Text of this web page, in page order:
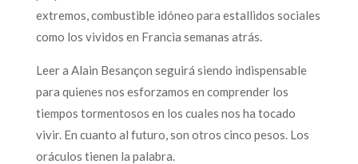
extremos, combustible idóneo para estallidos sociales
como los vividos en Francia semanas atrás.
Leer a Alain Besançon seguirá siendo indispensable
para quienes nos esforzamos en comprender los
tiempos tormentosos en los cuales nos ha tocado
vivir. En cuanto al futuro, son otros cinco pesos. Los
oráculos tienen la palabra.